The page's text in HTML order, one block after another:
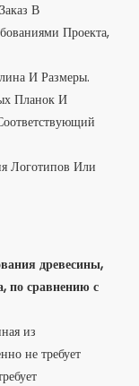
В
Проекта,
И Размеры.
Планок И
Логотипов Или
древесины,
по сравнению с
из
не требует